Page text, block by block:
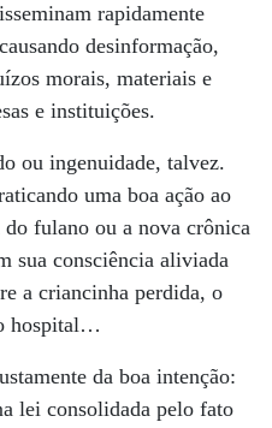
rapidamente
desinformação,
morais, materiais e
e instituições.
ou ingenuidade, talvez.
uma boa ação ao
do fulano ou a nova crônica
sua consciência aliviada
a criancinha perdida, o
hospital…
da boa intenção:
lei consolidada pelo fato